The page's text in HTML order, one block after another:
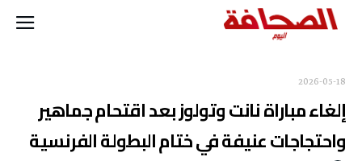
2026-05-18
إلغاء مباراة نانت وتولوز بعد اقتحام جماهير
واحتجاجات عنيفة في ختام البطولة الفرنسية